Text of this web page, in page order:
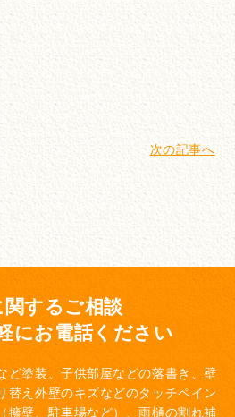
次の記事へ
関するご相談
にお電話ください
ど塗装、子供部屋などの落書き、壁
替え 外壁のキズなどのタッチペイン
擁壁、駐車場など）、雨樋の割れ補